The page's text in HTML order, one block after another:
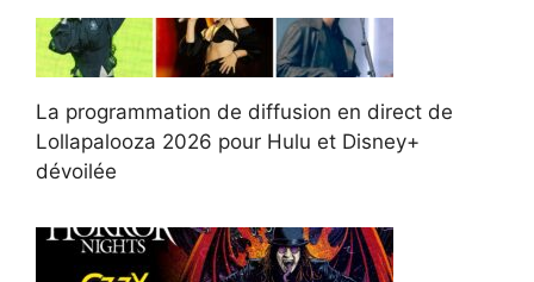
La programmation de diffusion en direct de
Lollapalooza 2026 pour Hulu et Disney+
dévoilée